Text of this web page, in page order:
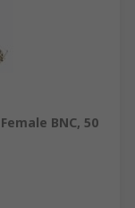
BNC, 50